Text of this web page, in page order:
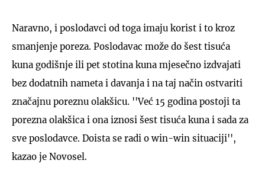
Naravno, i poslodavci od toga imaju korist i to kroz
smanjenje poreza. Poslodavac može do šest tisuća
kuna godišnje ili pet stotina kuna mjesečno izdvajati
bez dodatnih nameta i davanja i na taj način ostvariti
značajnu poreznu olakšicu. ''Već 15 godina postoji ta
porezna olakšica i ona iznosi šest tisuća kuna i sada za
sve poslodavce. Doista se radi o win-win situaciji'',
kazao je Novosel.